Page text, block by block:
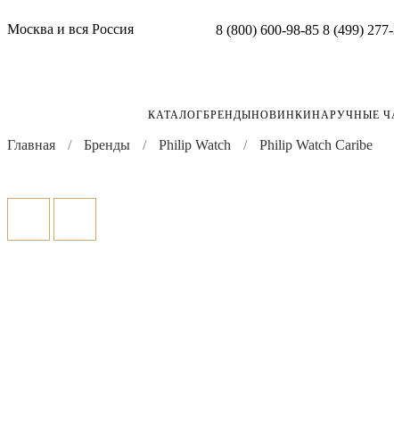
Москва и вся Россия 8 (800) 600-98-85 8 (499)
КАТАЛОГБРЕНДЫНОВИНКИНАРУЧНЫЕ
Главная Бренды Philip Watch
Philip Watch Caribe